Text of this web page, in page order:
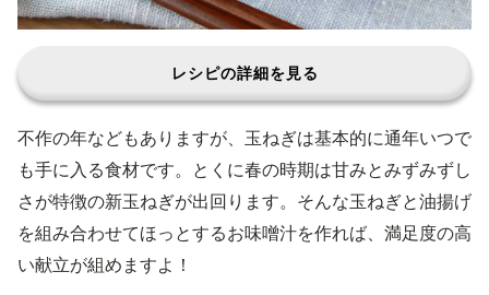
レシピの詳細を見る
不作の年などもありますが、玉ねぎは基本的に通年いつで
も手に入る食材です。とくに春の時期は甘みとみずみずし
さが特徴の新玉ねぎが出回ります。そんな玉ねぎと油揚げ
を組み合わせてほっとするお味噌汁を作れば、満足度の高
い献立が組めますよ！